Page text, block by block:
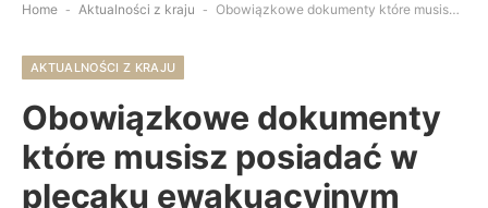
Home - Aktualności z kraju - Obowiązkowe dokumenty które musisz posiadać w plecaku ewakuacyjnym
AKTUALNOŚCI Z KRAJU
Obowiązkowe dokumenty
które musisz posiadać w
plecaku ewakuacyjnym